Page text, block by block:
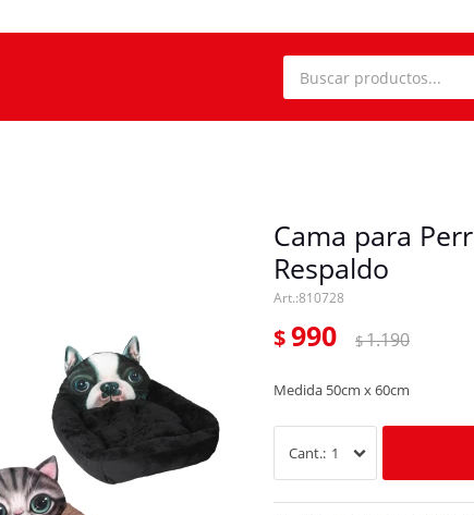
Cama para
Respaldo
810728
$990 $1.190
Medida 50cm x 60cm
1